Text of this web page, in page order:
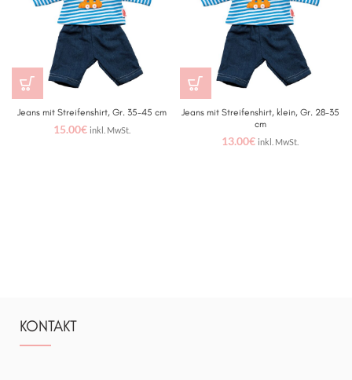
Jeans mit Streifenshirt, Gr. 35-45 cm
15.00€ inkl. MwSt.
Jeans mit Streifenshirt, klein, Gr. 28-35
cm
13.00€ inkl. MwSt.
KONTAKT